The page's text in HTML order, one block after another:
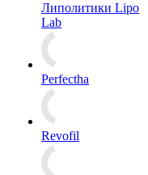
Липолитики Lipo
Lab
Perfectha
Revofil